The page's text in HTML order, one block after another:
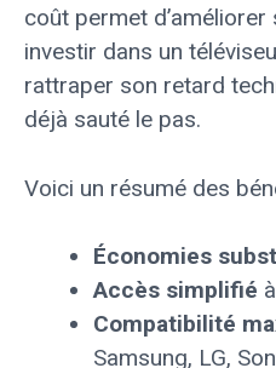
coût permet
investir dans un
rattraper son retard
déjà sauté le pas.
Voici un résumé des
Économies
Accès simplifié
Compatibilité
Samsung, LG,